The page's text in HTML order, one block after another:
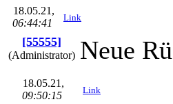
18.05.21,
06:44:41
Link
[55555]
(Administrator) Neue
18.05.21,
09:50:15
Link